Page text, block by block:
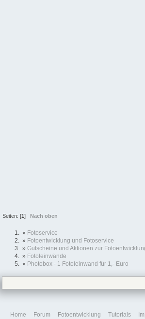
Seiten: [1]Nach oben
» Fotoservice
» Fotoentwicklung und Fotoservice
» Gutscheine und Aktionen zur
» Fotoleinwände
» Photobox - 1 Fotoleinwand für 1,- Euro
Home Forum Fotoentwicklung Tutorials